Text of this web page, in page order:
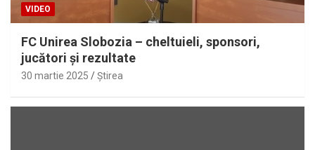
VIDEO
FC Unirea Slobozia – cheltuieli, sponsori,
jucători şi rezultate
30 martie 2025 Ştirea